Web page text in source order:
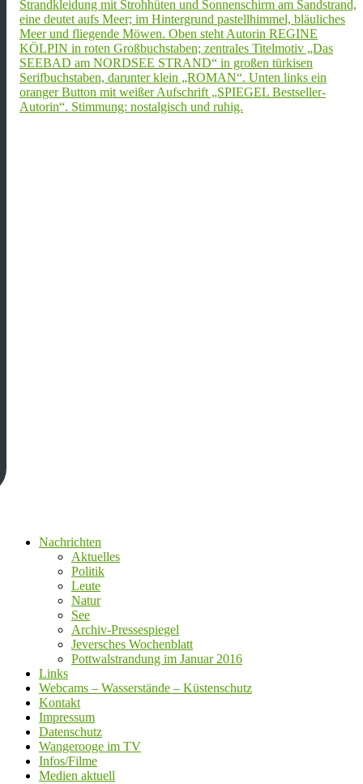
Nachrichten
Aktuelles
Politik
Leute
Natur
See
Archiv-Pressespiegel
Jeversches Wochenblatt
Pottwalstrandung im Januar 2016
Links
Webcams – Wasserstände – Küstenschutz
Kontakt
Impressum
Datenschutz
Wangerooge im TV
Infos/Filme
Medien aktuell